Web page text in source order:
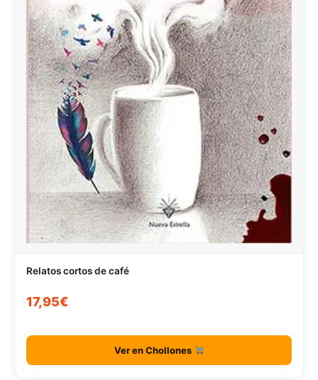
Relatos cortos de café
17,95€
Ver en Chollones